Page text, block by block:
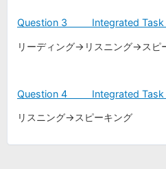
Question 3 Integrated Task
リーディング→リスニング→スピ
Question 4 Integrated Task
リスニング→スピーキング